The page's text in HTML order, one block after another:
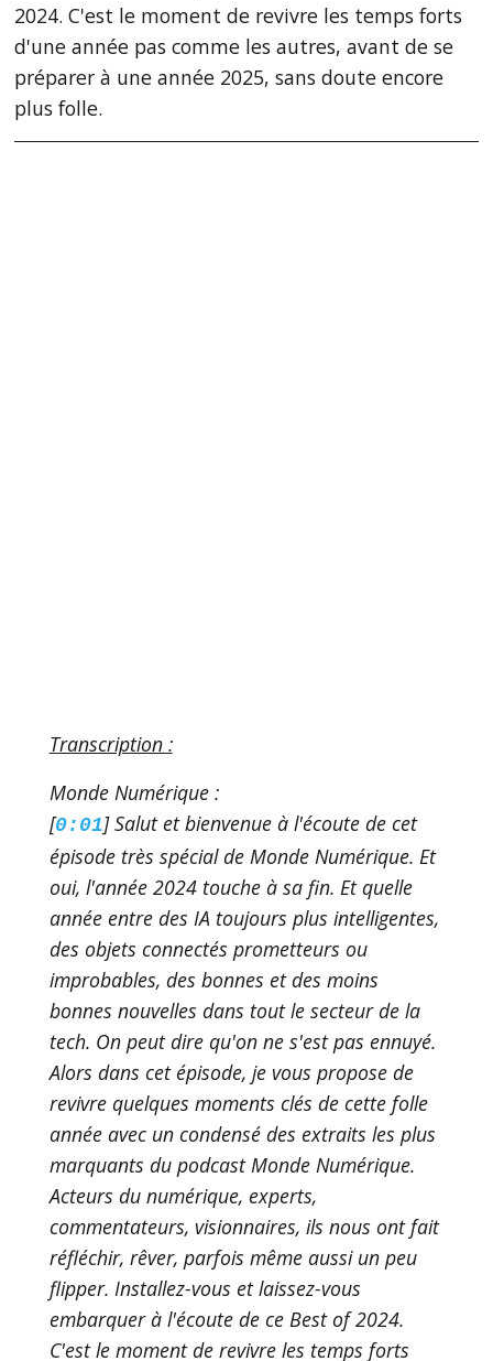
2024. C'est le moment de revivre les temps forts
d'une année pas comme les autres, avant de se
préparer à une année 2025, sans doute encore
plus folle.
Transcription :
Monde Numérique :
[0:01] Salut et bienvenue à l'écoute de cet
épisode très spécial de Monde Numérique. Et
oui, l'année 2024 touche à sa fin. Et quelle
année entre des IA toujours plus intelligentes,
des objets connectés prometteurs ou
improbables, des bonnes et des moins
bonnes nouvelles dans tout le secteur de la
tech. On peut dire qu'on ne s'est pas ennuyé.
Alors dans cet épisode, je vous propose de
revivre quelques moments clés de cette folle
année avec un condensé des extraits les plus
marquants du podcast Monde Numérique.
Acteurs du numérique, experts,
commentateurs, visionnaires, ils nous ont fait
réfléchir, rêver, parfois même aussi un peu
flipper. Installez-vous et laissez-vous
embarquer à l'écoute de ce Best of 2024.
C'est le moment de revivre les temps forts